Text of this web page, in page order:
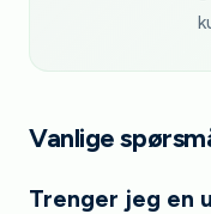
Vanlige
Trenger jeg en